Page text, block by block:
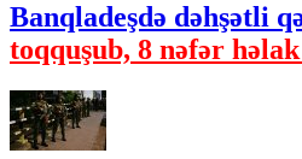
Banqladeşdə dəhşətli
toqquşub, 8 nəfər